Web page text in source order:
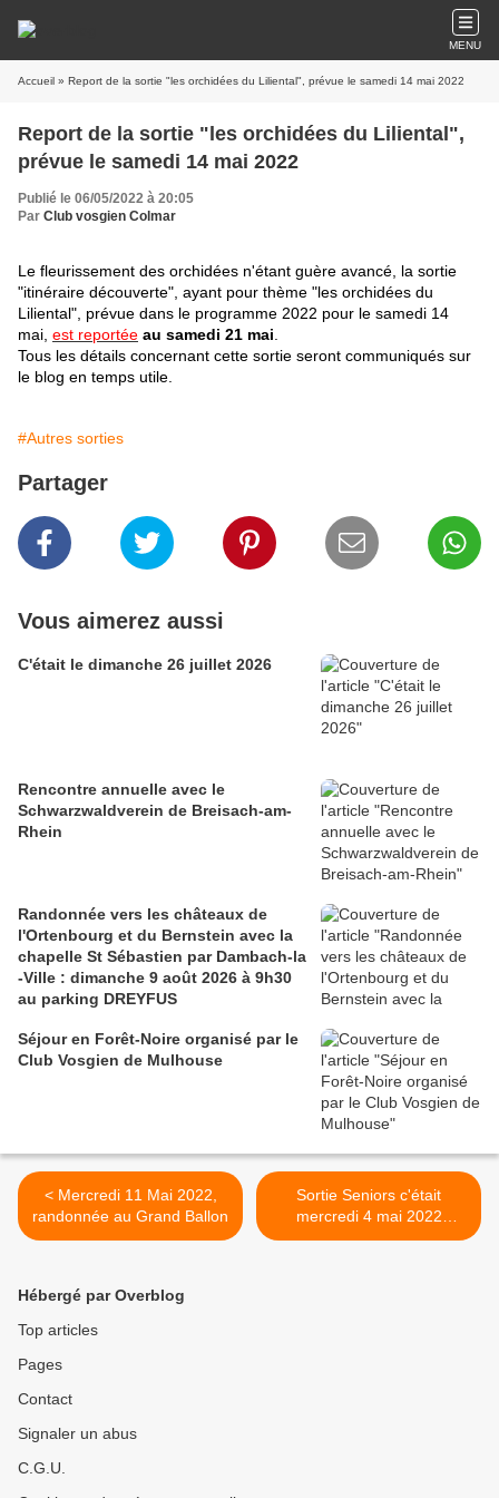
MENU
Accueil » Report de la sortie "les orchidées du Liliental", prévue le samedi 14 mai 2022
Report de la sortie "les orchidées du Liliental",
prévue le samedi 14 mai 2022
Publié le 06/05/2022 à 20:05
Par Club vosgien Colmar
Le fleurissement des orchidées n'étant guère avancé, la sortie
"itinéraire découverte", ayant pour thème "les orchidées du
Liliental", prévue dans le programme 2022 pour le samedi 14
mai, est reportée au samedi 21 mai
Tous les détails concernant cette sortie seront communiqués sur
le blog en temps utile.
#Autres sorties
Partager
Vous aimerez aussi
C'était le dimanche 26 juillet 2026
Rencontre annuelle avec le
Schwarzwaldverein de Breisach-am-
Rhein
Randonnée vers les châteaux de
l'Ortenbourg et du Bernstein avec la
chapelle St Sébastien par Dambach-la
-Ville : dimanche 9 août 2026 à 9h30
au parking DREYFUS
Séjour en Forêt-Noire organisé par le
Club Vosgien de Mulhouse
< Mercredi 11 Mai 2022,
randonnée au Grand Ballon
Sortie Seniors c'était
mercredi 4 mai 2022
Laufen-Sulzburg-Grunern-
Hébergé par Overblog
Top articles
Pages
Contact
Signaler un abus
C.G.U.